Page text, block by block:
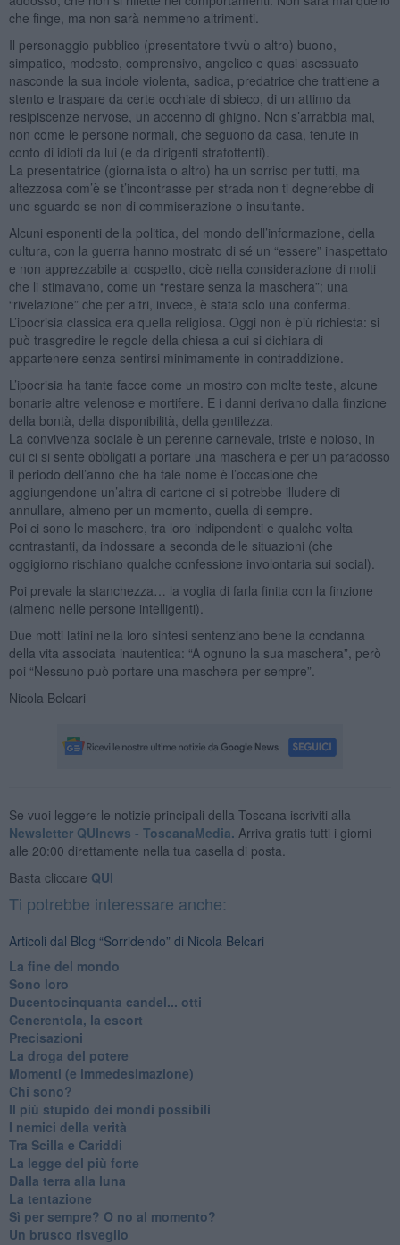
che finge, ma non sarà nemmeno altrimenti.
Il personaggio pubblico (presentatore tivvù o altro) buono,
simpatico, modesto, comprensivo, angelico e quasi asessuato
nasconde la sua indole violenta, sadica, predatrice che trattiene a
stento e traspare da certe occhiate di sbieco, di un attimo da
resipiscenze nervose, un accenno di ghigno. Non s’arrabbia mai,
non come le persone normali, che seguono da casa, tenute in
conto di idioti da lui (e da dirigenti strafottenti).
La presentatrice (giornalista o altro) ha un sorriso per tutti, ma
altezzosa com’è se t’incontrasse per strada non ti degnerebbe di
uno sguardo se non di commiserazione o insultante.
Alcuni esponenti della politica, del mondo dell’informazione, della
cultura, con la guerra hanno mostrato di sé un “essere” inaspettato
e non apprezzabile al cospetto, cioè nella considerazione di molti
che li stimavano, come un “restare senza la maschera”; una
“rivelazione” che per altri, invece, è stata solo una conferma.
L’ipocrisia classica era quella religiosa. Oggi non è più richiesta: si
può trasgredire le regole della chiesa a cui si dichiara di
appartenere senza sentirsi minimamente in contraddizione.
L’ipocrisia ha tante facce come un mostro con molte teste, alcune
bonarie altre velenose e mortifere. E i danni derivano dalla finzione
della bontà, della disponibilità, della gentilezza.
La convivenza sociale è un perenne carnevale, triste e noioso, in
cui ci si sente obbligati a portare una maschera e per un paradosso
il periodo dell’anno che ha tale nome è l’occasione che
aggiungendone un’altra di cartone ci si potrebbe illudere di
annullare, almeno per un momento, quella di sempre.
Poi ci sono le maschere, tra loro indipendenti e qualche volta
contrastanti, da indossare a seconda delle situazioni (che
oggigiorno rischiano qualche confessione involontaria sui social).
Poi prevale la stanchezza… la voglia di farla finita con la finzione
(almeno nelle persone intelligenti).
Due motti latini nella loro sintesi sentenziano bene la condanna
della vita associata inautentica: “A ognuno la sua maschera”, però
poi “Nessuno può portare una maschera per sempre”.
Nicola Belcari
Se vuoi leggere le notizie principali della Toscana iscriviti alla
Newsletter QUInews - ToscanaMedia. Arriva gratis tutti i giorni
alle 20:00 direttamente nella tua casella di posta.
Basta cliccare QUI
Ti potrebbe interessare anche:
Articoli dal Blog “Sorridendo” di Nicola Belcari
La fine del mondo
Sono loro
Ducentocinquanta candel... otti
Cenerentola, la escort
Precisazioni
La droga del potere
Momenti (e immedesimazione)
Chi sono?
Il più stupido dei mondi possibili
I nemici della verità
Tra Scilla e Cariddi
La legge del più forte
Dalla terra alla luna
La tentazione
​Sì per sempre? O no al momento?
Un brusco risveglio